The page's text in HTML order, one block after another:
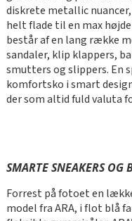
diskrete metallic
helt flade til en max
består af en lang række
sandaler, klip klappers,
smutters og slippers.
komfortsko i smart
der som altid fuld valuta
SMARTE SNEAKERS OG
Forrest på fotoet en
model fra ARA, i flot blå